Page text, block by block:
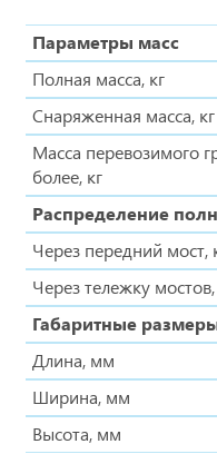
Параметры масс
Полная масса, кг
Снаряженная масса, кг
Масса перевозимого
более, кг
Распределение
Через передний мост,
Через тележку мостов,
Габаритные
Длина, мм
Ширина, мм
Высота, мм